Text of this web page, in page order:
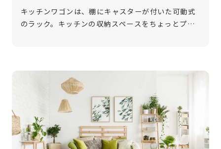
キッチンワゴンは、棚にキャスターが付いた可動式
のラック。キッチンの収納スペースをちょっとプラ